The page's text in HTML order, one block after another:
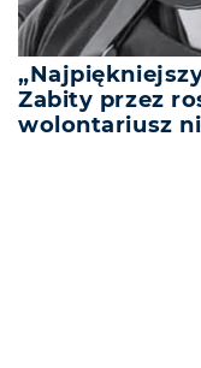
Zabity przez
wolontariusz